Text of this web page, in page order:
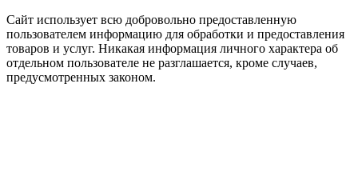
Сайт использует всю добровольно предоставленную
пользователем информацию для обработки и предоставления
товаров и услуг. Никакая информация личного характера об
отдельном пользователе не разглашается, кроме случаев,
предусмотренных законом.